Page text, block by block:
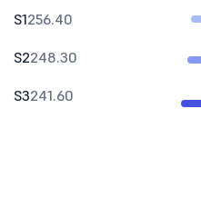
S1256.40
S2248.30
S3241.60